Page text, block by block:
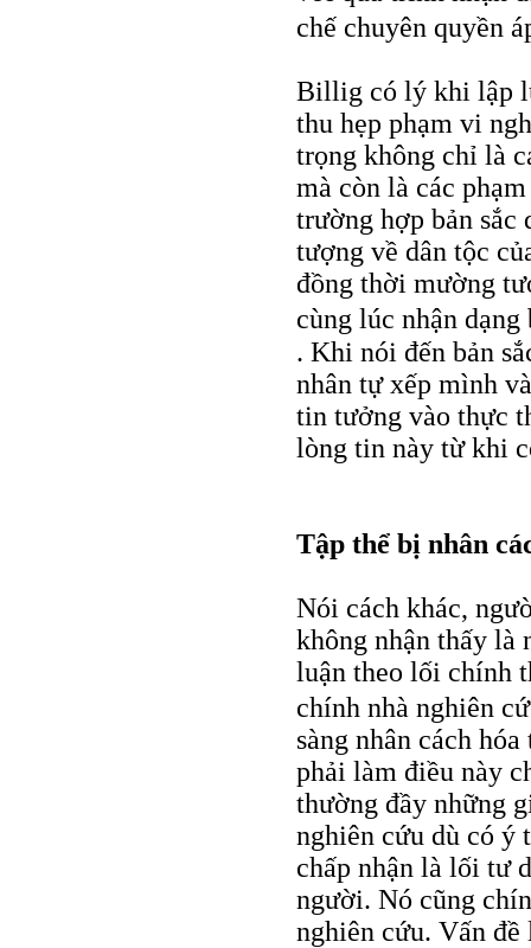
chế chuyên quyền
Billig có lý khi lập
thu hẹp phạm vi
trọng không chỉ là
mà còn là các
trường hợp bản sắc
tượng về dân tộc
đồng thời mường
cùng lúc nhận
. Khi nói đến bản
nhân tự xếp mình
tin tưởng vào thực
lòng tin này từ khi
Tập thể bị nhân
Nói cách khác,
không nhận thấy là
luận theo lối chính
chính nhà nghiên
sàng nhân cách
phải làm điều này
thường đầy những
nghiên cứu dù có ý
chấp nhận là lối tư
người. Nó cũng
nghiên cứu. Vấn đề